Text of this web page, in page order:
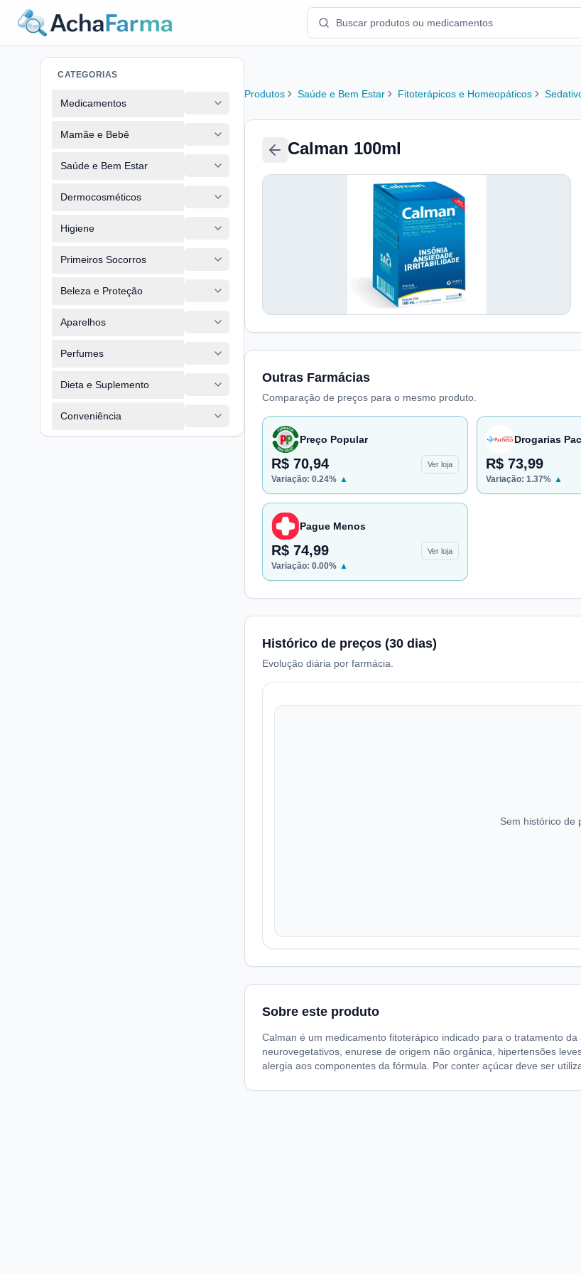
CATEGORIAS
Medicamentos
Mamãe e Bebê
Saúde e Bem Estar
Dermocosméticos
Higiene
Primeiros Socorros
Beleza e Proteção
Aparelhos
Perfumes
Dieta e Suplemento
Conveniência
Produtos Saúde e Bem Estar Fitoterápicos e Homeopáticos
Calman 100ml
Outras Farmácias
Comparação de preços para o mesmo produto.
Preço Popular
R$ 70,94 Ver loja
Variação: 0.24% ▲
Drogarias
R$ 73,99
Variação: 1.37% ▲
Pague Menos
R$ 74,99 Ver loja
Variação: 0.00% ▲
Histórico de preços (30 dias)
Evolução diária por farmácia.
Sem histórico de
Sobre este produto
Calman é um medicamento fitoterápico indicado para o tratamento
neurovegetativos, enurese de origem não orgânica, hipertensões
alergia aos componentes da fórmula. Por conter açúcar deve ser